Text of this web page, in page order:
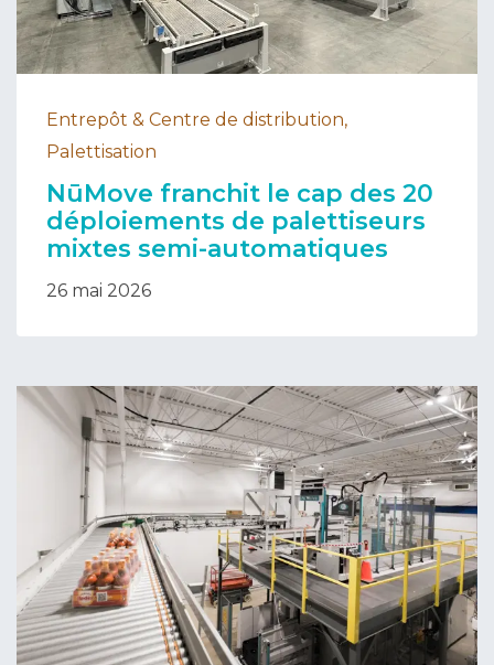
Entrepôt & Centre de distribution,
Palettisation
NūMove franchit le cap des 20
déploiements de palettiseurs
mixtes semi-automatiques
26 mai 2026